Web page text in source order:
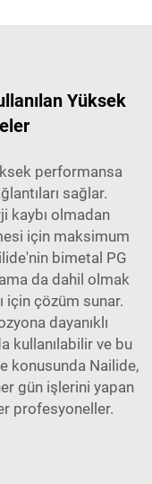
Yüksek
performansa
sağlar.
kaybı olmadan
için maksimum
bimetal PG
da dahil olmak
için çözüm sunar.
dayanıklı
kullanılabilir ve bu
konusunda Nailide,
gün işlerini yapan
profesyoneller.